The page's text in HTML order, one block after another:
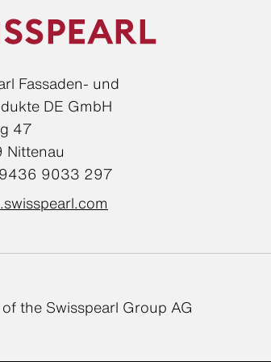
Fassaden- und
DE GmbH
47
Nittenau
9033 297
the Swisspearl Group AG